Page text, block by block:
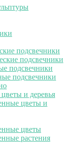
подсвечники
подсвечники
подсвечники
подсвечники
и деревья
цветы и
цветы
растения